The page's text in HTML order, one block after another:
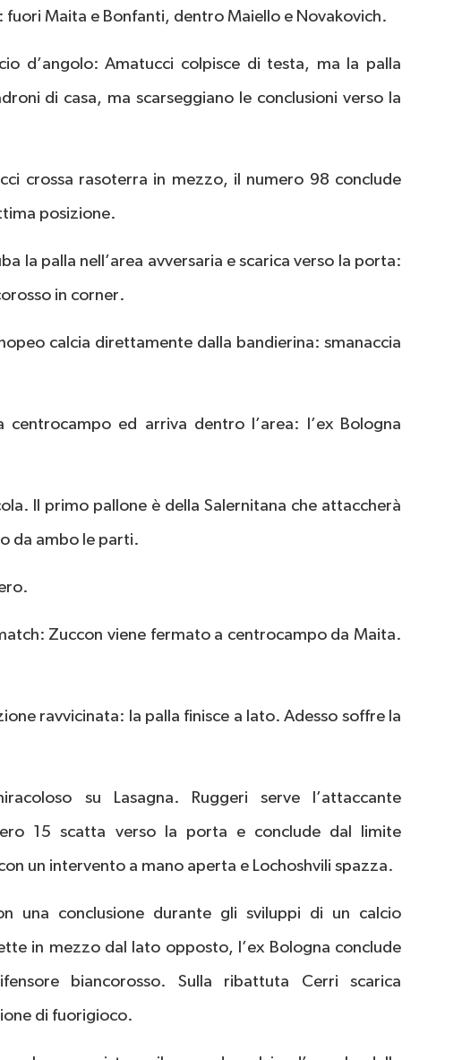
fuori Maita e Bonfanti, dentro Maiello e Novakovich.
d’angolo: Amatucci colpisce di testa, ma la palla
di casa, ma scarseggiano le conclusioni verso la
crossa rasoterra in mezzo, il numero 98 conclude
posizione.
la palla nell’area avversaria e scarica verso la porta:
in corner.
calcia direttamente dalla bandierina: smanaccia
ed arriva dentro l’area: l’ex Bologna
Il primo pallone è della Salernitana che attaccherà
da ambo le parti.
Zuccon viene fermato a centrocampo da Maita.
ravvicinata: la palla finisce a lato. Adesso soffre la
su Lasagna. Ruggeri serve l’attaccante
15 scatta verso la porta e conclude dal limite
un intervento a mano aperta e Lochoshvili spazza.
una conclusione durante gli sviluppi di un calcio
in mezzo dal lato opposto, l’ex Bologna conclude
biancorosso. Sulla ribattuta Cerri scarica
di fuorigioco.